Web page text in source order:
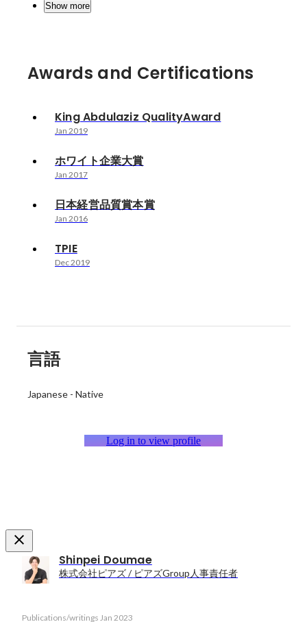
Show more
Awards and Certifications
King Abdulaziz QualityAward
Jan 2019
ホワイト企業大賞
Jan 2017
日本経営品質賞本賞
Jan 2016
TPIE
Dec 2019
言語
Japanese - Native
Log in to view profile
Shinpei Doumae
株式会社ピアズ / ピアズGroup人事責任者
Publications/writings Jan 2023